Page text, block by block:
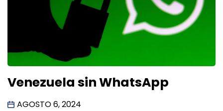
Venezuela sin WhatsApp
AGOSTO 6, 2024